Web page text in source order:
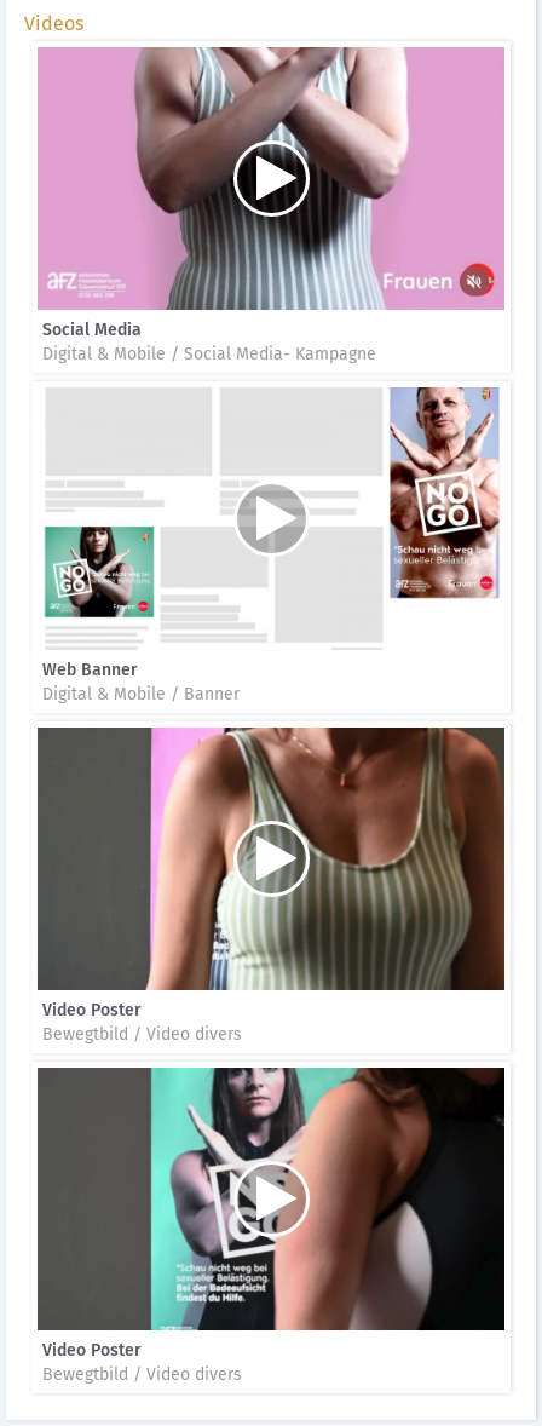
Videos
Social Media
Digital & Mobile / Social Media- Kampagne
Web Banner
Digital & Mobile / Banner
Video Poster
Bewegtbild / Video divers
Video Poster
Bewegtbild / Video divers